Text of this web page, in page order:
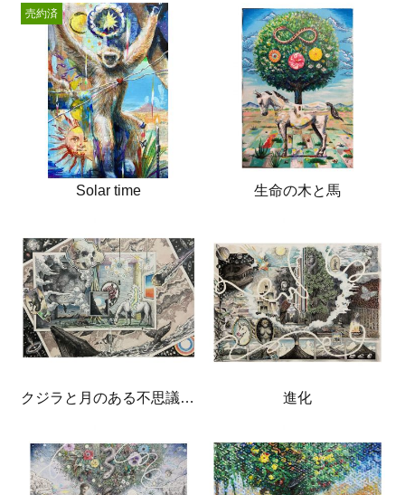
Solar time
売約済
生命の木と馬
クジラと月のある不思議な部屋 進化